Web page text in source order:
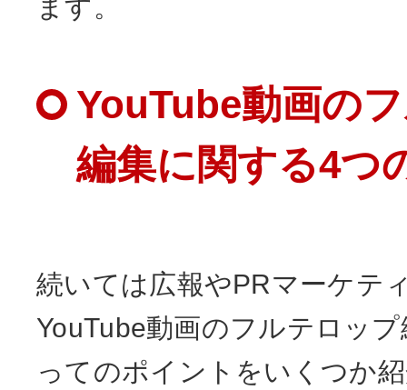
ます。
YouTube動画の
編集に関する4つ
続いては広報やPRマーケテ
YouTube動画のフルテロッ
ってのポイントをいくつか